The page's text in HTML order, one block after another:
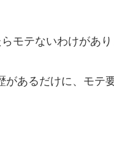
モテないわけがあり
があるだけに、モテ